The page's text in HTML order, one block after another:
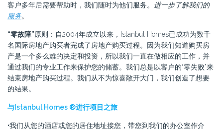
客户多年后需要帮助时，我们随时为他们服务。 进一步了解我们的
服务。
“零故障”原则：自2004年成立以来，Istanbul Homes已成功为数千
名国际房地产购买者完成了房地产购买过程。因为我们知道购买房
产是一个多么难的决定和投资，所以我们一直在做相应的工作，并
通过我们的专业工作来保护您的储蓄。我们总是以客户的“零失败”来
结束房地产购买过程。我们从不为惊喜敞开大门，我们创造了想要
的结果。
与Istanbul Homes ®进行项目之旅
•我们从您的酒店或您的居住地址接您，带您到我们的办公室作介